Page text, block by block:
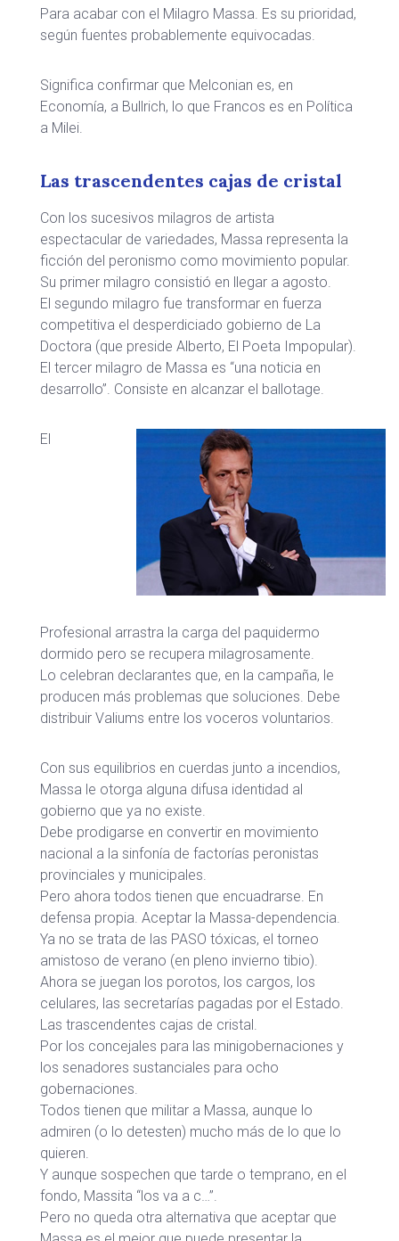
Para acabar con el Milagro Massa. Es su prioridad,
según fuentes probablemente equivocadas.
Significa confirmar que Melconian es, en
Economía, a Bullrich, lo que Francos es en Política
a Milei.
Las trascendentes cajas de cristal
Con los sucesivos milagros de artista
espectacular de variedades, Massa representa la
ficción del peronismo como movimiento popular.
Su primer milagro consistió en llegar a agosto.
El segundo milagro fue transformar en fuerza
competitiva el desperdiciado gobierno de La
Doctora (que preside Alberto, El Poeta Impopular).
El tercer milagro de Massa es “una noticia en
desarrollo”. Consiste en alcanzar el ballotage.
El
Profesional arrastra la carga del paquidermo
dormido pero se recupera milagrosamente.
Lo celebran declarantes que, en la campaña, le
producen más problemas que soluciones. Debe
distribuir Valiums entre los voceros voluntarios.
Con sus equilibrios en cuerdas junto a incendios,
Massa le otorga alguna difusa identidad al
gobierno que ya no existe.
Debe prodigarse en convertir en movimiento
nacional a la sinfonía de factorías peronistas
provinciales y municipales.
Pero ahora todos tienen que encuadrarse. En
defensa propia. Aceptar la Massa-dependencia.
Ya no se trata de las PASO tóxicas, el torneo
amistoso de verano (en pleno invierno tibio).
Ahora se juegan los porotos, los cargos, los
celulares, las secretarías pagadas por el Estado.
Las trascendentes cajas de cristal.
Por los concejales para las minigobernaciones y
los senadores sustanciales para ocho
gobernaciones.
Todos tienen que militar a Massa, aunque lo
admiren (o lo detesten) mucho más de lo que lo
quieren.
Y aunque sospechen que tarde o temprano, en el
fondo, Massita “los va a c…”.
Pero no queda otra alternativa que aceptar que